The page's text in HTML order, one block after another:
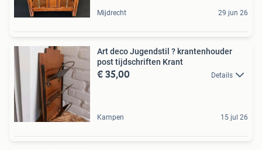
Mijdrecht 29 jun 26
Art deco Jugendstil ? krantenhouder
post tijdschriften Krant
€ 35,00 Details
Kampen 15 jul 26